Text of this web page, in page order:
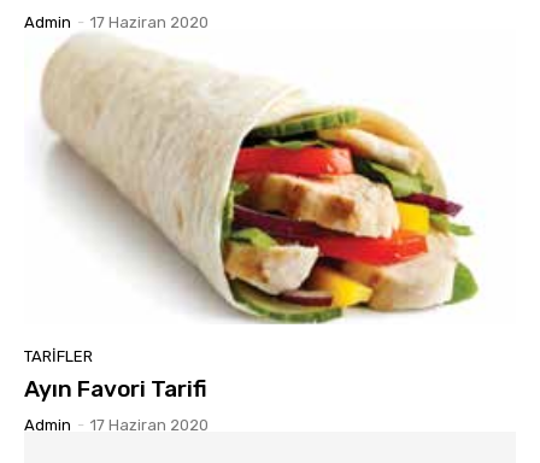
Admin - 17 Haziran 2020
TARIFLER
Ayın Favori Tarifi
Admin - 17 Haziran 2020